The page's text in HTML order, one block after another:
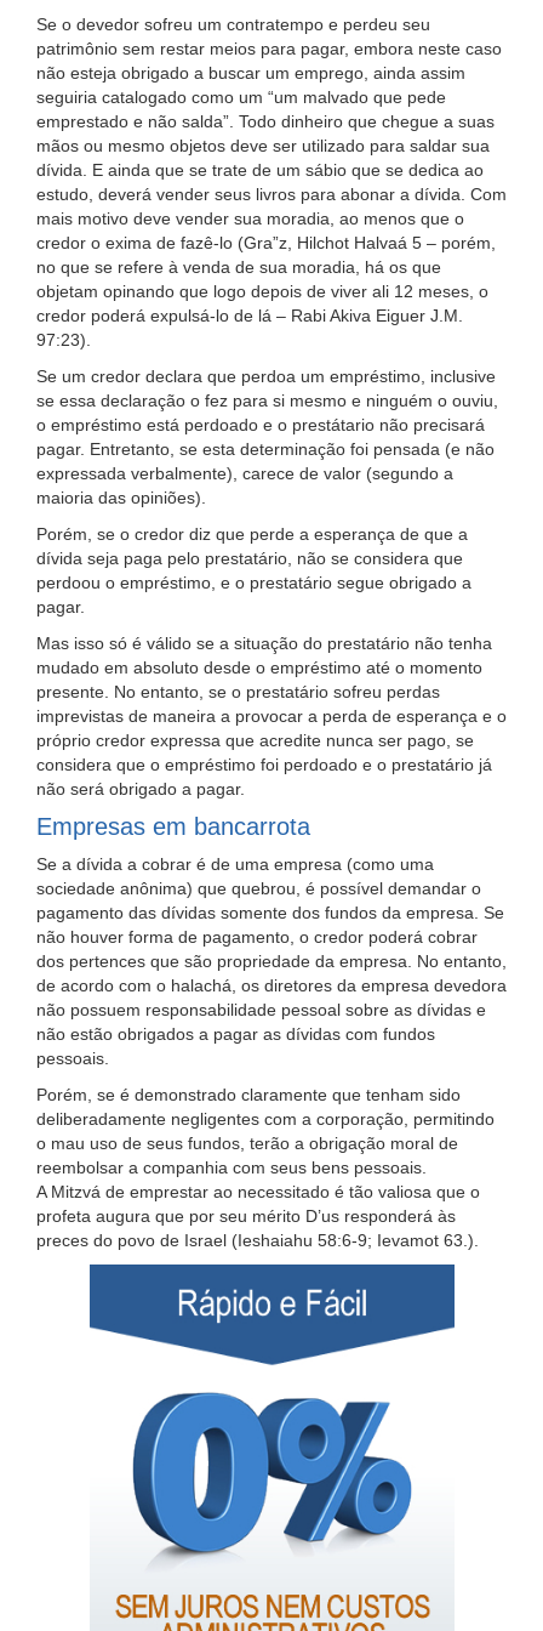
Se o devedor sofreu um contratempo e perdeu seu
patrimônio sem restar meios para pagar, embora neste caso
não esteja obrigado a buscar um emprego, ainda assim
seguiria catalogado como um “um malvado que pede
emprestado e não salda”. Todo dinheiro que chegue a suas
mãos ou mesmo objetos deve ser utilizado para saldar sua
dívida. E ainda que se trate de um sábio que se dedica ao
estudo, deverá vender seus livros para abonar a dívida. Com
mais motivo deve vender sua moradia, ao menos que o
credor o exima de fazê-lo (Gra”z, Hilchot Halvaá 5 – porém,
no que se refere à venda de sua moradia, há os que
objetam opinando que logo depois de viver ali 12 meses, o
credor poderá expulsá-lo de lá – Rabi Akiva Eiguer J.M.
97:23).
Se um credor declara que perdoa um empréstimo, inclusive
se essa declaração o fez para si mesmo e ninguém o ouviu,
o empréstimo está perdoado e o prestátario não precisará
pagar. Entretanto, se esta determinação foi pensada (e não
expressada verbalmente), carece de valor (segundo a
maioria das opiniões).
Porém, se o credor diz que perde a esperança de que a
dívida seja paga pelo prestatário, não se considera que
perdoou o empréstimo, e o prestatário segue obrigado a
pagar.
Mas isso só é válido se a situação do prestatário não tenha
mudado em absoluto desde o empréstimo até o momento
presente. No entanto, se o prestatário sofreu perdas
imprevistas de maneira a provocar a perda de esperança e o
próprio credor expressa que acredite nunca ser pago, se
considera que o empréstimo foi perdoado e o prestatário já
não será obrigado a pagar.
Empresas em bancarrota
Se a dívida a cobrar é de uma empresa (como uma
sociedade anônima) que quebrou, é possível demandar o
pagamento das dívidas somente dos fundos da empresa. Se
não houver forma de pagamento, o credor poderá cobrar
dos pertences que são propriedade da empresa. No entanto,
de acordo com o halachá, os diretores da empresa devedora
não possuem responsabilidade pessoal sobre as dívidas e
não estão obrigados a pagar as dívidas com fundos
pessoais.
Porém, se é demonstrado claramente que tenham sido
deliberadamente negligentes com a corporação, permitindo
o mau uso de seus fundos, terão a obrigação moral de
reembolsar a companhia com seus bens pessoais.
A Mitzvá de emprestar ao necessitado é tão valiosa que o
profeta augura que por seu mérito D’us responderá às
preces do povo de Israel (Ieshaiahu 58:6-9; Ievamot 63.).